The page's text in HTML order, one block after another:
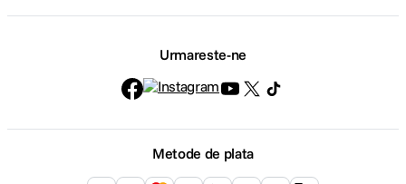
Urmareste-ne
Metode de plata